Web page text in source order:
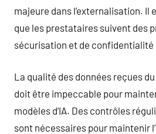
majeure dans l’externalisation. Il
que les prestataires suivent des
sécurisation et de confidentialité
La qualité des données reçues
doit être impeccable pour
modèles d’IA. Des contrôles
sont nécessaires pour maintenir